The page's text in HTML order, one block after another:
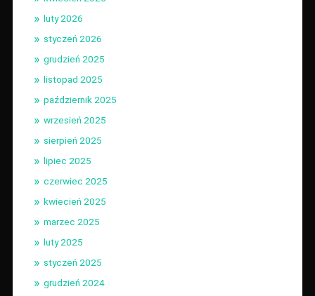
luty 2026
styczeń 2026
grudzień 2025
listopad 2025
październik 2025
wrzesień 2025
sierpień 2025
lipiec 2025
czerwiec 2025
kwiecień 2025
marzec 2025
luty 2025
styczeń 2025
grudzień 2024